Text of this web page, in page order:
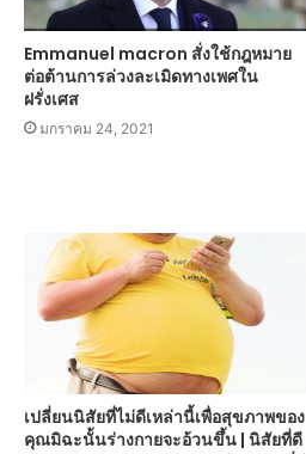
Emmanuel macron สั่งใช้กฎหมาย
ต่อต้านการล่วงละเมิดทางเพศใน
ฝรั่งเศส
มกราคม 24, 2021
เปลี่ยนนิสัยที่ไม่ดีเหล่านี้เพื่อสุขภาพของ
คุณมิฉะนั้นร่างกายจะอ้วนขึ้น | นิสัยที่ดี